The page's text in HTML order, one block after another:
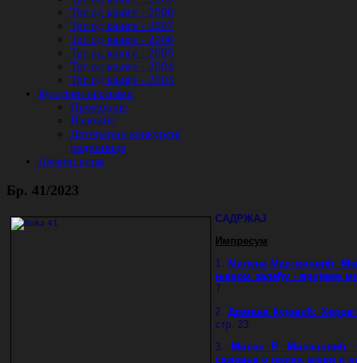
Трг од књиге - 2008
Трг од књиге - 2007
Трг од књиге - 2006
Трг од књиге - 2005
Трг од књиге - 2004
Трг од књиге - 2003
Културни програми
Промоције
Изложбе
Литерарни конкурси/
радионице
Дјечији кутак
Бр. 41/2023
САДРЖАЈ
Импресум
1. Милена Мартиновић:
њеном залеђу - вријеме
7
2.
Драгана Кујовић:
стр. 23
3.
Милан Р. Милановић:
сазнања о језику, вјери и